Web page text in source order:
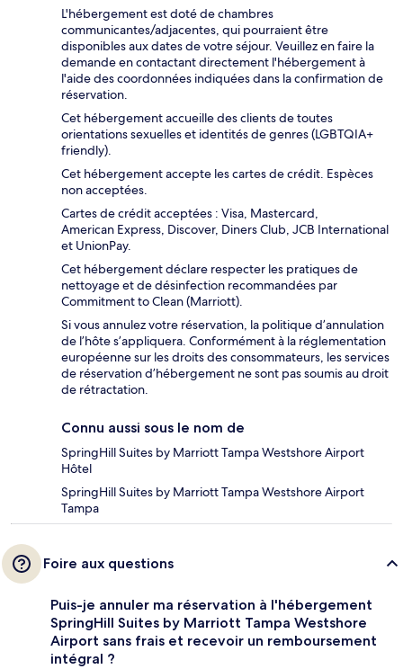
L'hébergement est doté de chambres
communicantes/adjacentes, qui pourraient être
disponibles aux dates de votre séjour. Veuillez en faire la
demande en contactant directement l'hébergement à
l'aide des coordonnées indiquées dans la confirmation de
réservation.
Cet hébergement accueille des clients de toutes
orientations sexuelles et identités de genres (LGBTQIA+
friendly).
Cet hébergement accepte les cartes de crédit. Espèces
non acceptées.
Cartes de crédit acceptées : Visa, Mastercard,
American Express, Discover, Diners Club, JCB International
et UnionPay.
Cet hébergement déclare respecter les pratiques de
nettoyage et de désinfection recommandées par
Commitment to Clean (Marriott).
Si vous annulez votre réservation, la politique d’annulation
de l’hôte s’appliquera. Conformément à la réglementation
européenne sur les droits des consommateurs, les services
de réservation d’hébergement ne sont pas soumis au droit
de rétractation.
Connu aussi sous le nom de
SpringHill Suites by Marriott Tampa Westshore Airport
Hôtel
SpringHill Suites by Marriott Tampa Westshore Airport
Tampa
Foire aux questions
Puis-je annuler ma réservation à l'hébergement
SpringHill Suites by Marriott Tampa Westshore
Airport sans frais et recevoir un remboursement
intégral ?